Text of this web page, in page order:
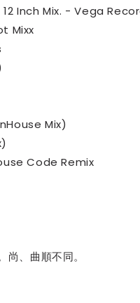
Inch Mix. - Vega
Mixx
Mix)
Code Remix
、曲順不同。